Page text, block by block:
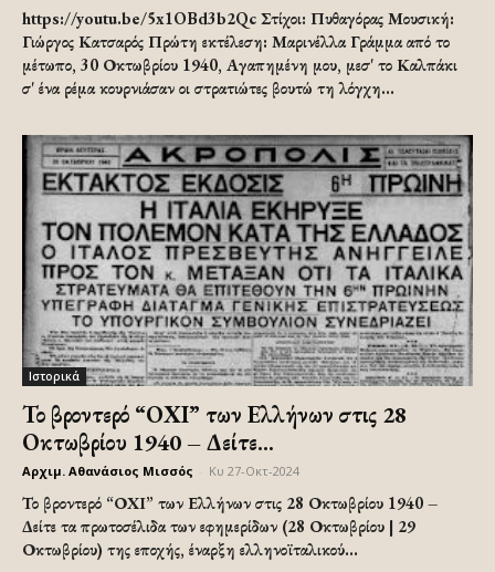
https://youtu.be/5x1OBd3b2Qc Στίχοι: Πυθαγόρας Μουσική:
Γιώργος Κατσαρός Πρώτη εκτέλεση: Μαρινέλλα Γράμμα από το
μέτωπο, 30 Οκτωβρίου 1940, Αγαπημένη μου, μεσ' το Καλπάκι
σ' ένα ρέμα κουρνιάσαν οι στρατιώτες βουτώ τη λόγχη...
Ιστορικά
Το βροντερό “ΟΧΙ” των Ελλήνων στις 28
Οκτωβρίου 1940 – Δείτε...
Αρχιμ. Αθανάσιος Μισσός Κυ 27-Οκτ-2024
Το βροντερό “ΟΧΙ” των Ελλήνων στις 28 Οκτωβρίου 1940 –
Δείτε τα πρωτοσέλιδα των εφημερίδων (28 Οκτωβρίου | 29
Οκτωβρίου) της εποχής, έναρξη ελληνοϊταλικού...